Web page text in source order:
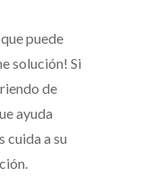
puede
solución! Si
de
ayuda
cuida a su